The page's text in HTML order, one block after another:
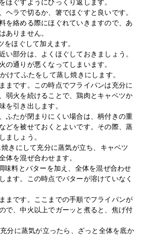
ほぐすようにひっくり返します。
ヘラで切るか、箸でほぐすと良いです。
を絡める際にほぐれていきますので、あ
ありません。
をほぐして加えます。
い部分は、よくほぐしておきましょう。
の通りが悪くなってしまいます。
けてふたをして蒸し焼きにします。
まです。この時点でフライパンは充分に
弱火を続けることで、鶏肉とキャベツか
を引き出します。
ふたが閉まりにくい場合は、柄付きの重
どを被せておくとよいです。その際、蒸
ましょう。
焼きにして充分に蒸気が立ち、キャベツ
体を混ぜ合わせます。
味料とバターを加え、全体を混ぜ合わせ
ます。この時点でバターが溶けていなく
まです。ここまでの手順でフライパンが
で、中火以上でガーッと煮ると、焦げ付
充分に蒸気が立ったら、ざっと全体を底か